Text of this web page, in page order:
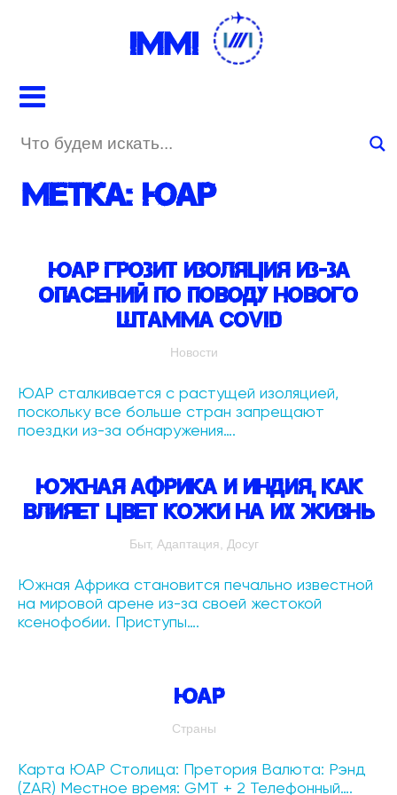
IMMI
Метка: ЮАР
ЮАР грозит изоляция из-за
опасений по поводу нового
штамма COVID
Новости
ЮАР сталкивается с растущей изоляцией,
поскольку все больше стран запрещают
поездки из-за обнаружения….
Южная Африка и Индия, как
влияет цвет кожи на их жизнь
Быт, Адаптация, Досуг
Южная Африка становится печально известной
на мировой арене из-за своей жестокой
ксенофобии. Приступы….
ЮАР
Страны
Карта ЮАР Столица: Претория Валюта: Рэнд
(ZAR) Местное время: GMT + 2 Телефонный….